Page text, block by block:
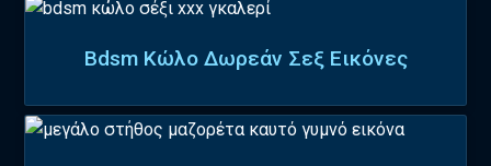
Bdsm Κώλο Δωρεάν Σεξ Εικόνες